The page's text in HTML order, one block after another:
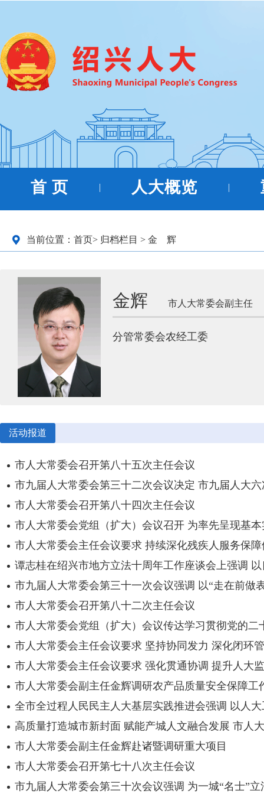
首 页 | 人大概览 |
当前位置： 首页> 归档栏目 > 金 辉
金辉 市人大常委会副主任
分管常委会农经工委
活动报道
市人大常委会召开第八十五次主任会议
市九届人大常委会第三十二次会议决定 市九届人大
市人大常委会召开第八十四次主任会议
市人大常委会党组（扩大）会议召开 为率先呈现基
市人大常委会主任会议要求 持续深化残疾人服务保
谭志桂在绍兴市地方立法十周年工作座谈会上强调
市九届人大常委会第三十一次会议强调 以“走在前做
市人大常委会召开第八十二次主任会议
市人大常委会党组（扩大）会议传达学习贯彻党的
市人大常委会主任会议要求 坚持协同发力 深化闭环
市人大常委会主任会议要求 强化贯通协调 提升人大
市人大常委会副主任金辉调研农产品质量安全保障工
全市全过程人民民主人大基层实践推进会强调 以人
高质量打造城市新封面 赋能产城人文融合发展 市人
市人大常委会副主任金辉赴诸暨调研重大项目
市人大常委会召开第七十八次主任会议
市九届人大常委会第三十次会议强调 为一城“名士”